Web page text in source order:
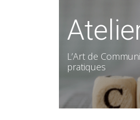
L’Art de
pratiques